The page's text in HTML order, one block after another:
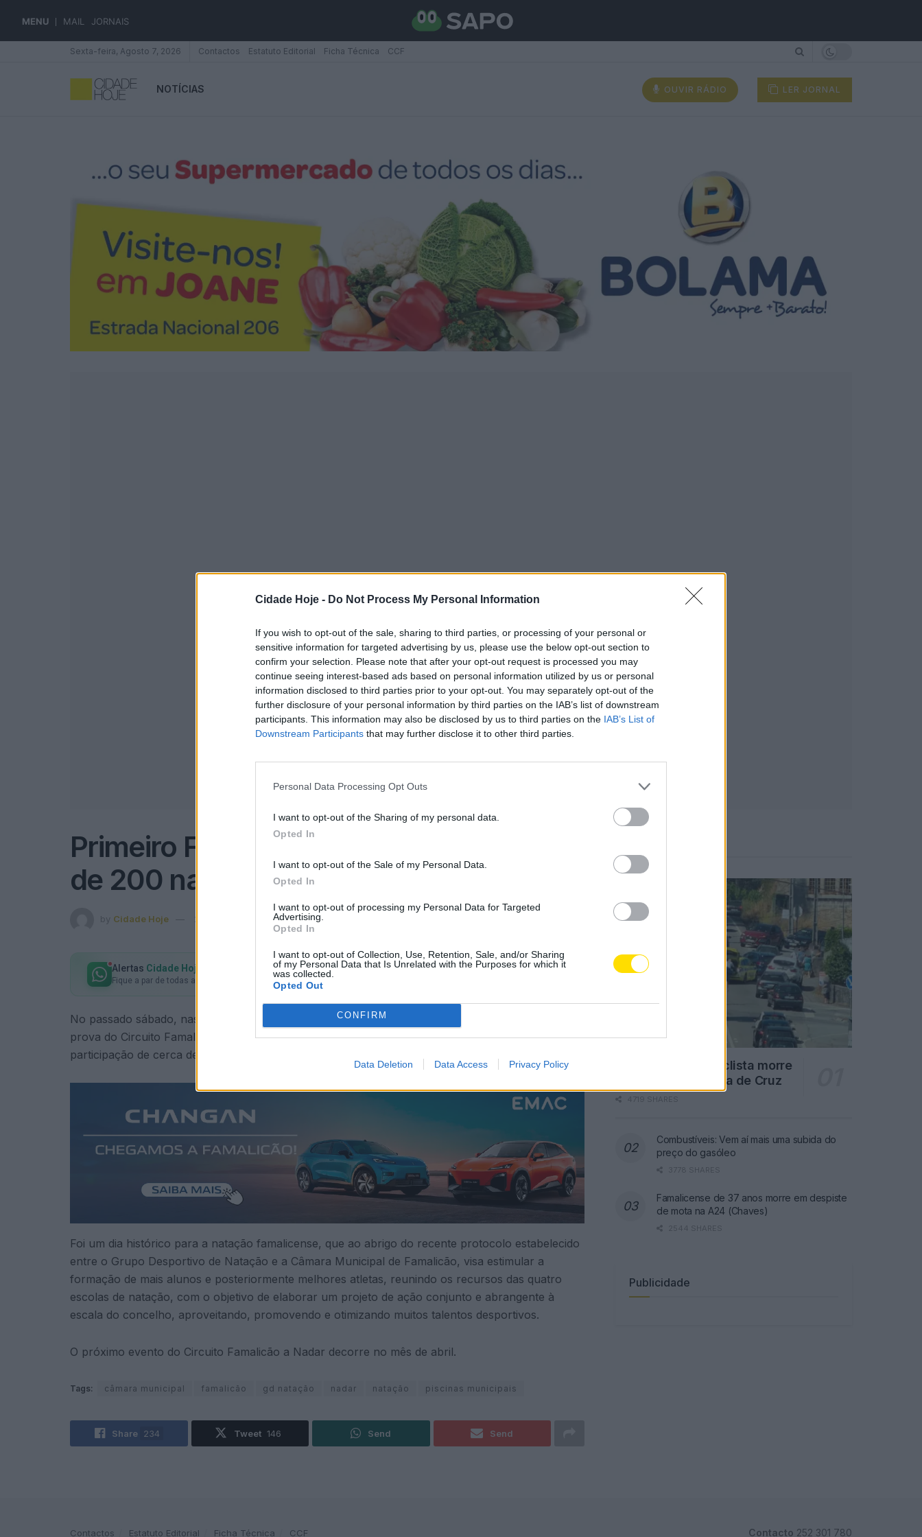
Cidade Hoje - Do Not Process My Personal Information
If you wish to opt-out of the sale, sharing to third parties, or processing of your personal or
sensitive information for targeted advertising by us, please use the below opt-out section to
confirm your selection. Please note that after your opt-out request is processed you may
continue seeing interest-based ads based on personal information utilized by us or personal
information disclosed to third parties prior to your opt-out. You may separately opt-out of the
further disclosure of your personal information by third parties on the IAB’s list of downstream
participants. This information may also be disclosed by us to third parties on the IAB’s List of
Downstream Participants that may further disclose it to other third parties.
Personal Data Processing Opt Outs
I want to opt-out of the Sharing of my personal data.
Opted In
I want to opt-out of the Sale of my Personal Data.
Opted In
I want to opt-out of processing my Personal Data for Targeted
Advertising.
Opted In
I want to opt-out of Collection, Use, Retention, Sale, and/or Sharing
of my Personal Data that Is Unrelated with the Purposes for which it
was collected.
Opted Out
CONFIRM
Data Deletion Data Access Privacy Policy
MENU MAIL JORNAIS
Sexta-feira, Agosto 7, 2026 Contactos Estatuto Editorial Ficha Técnica CCF
NOTÍCIAS OUVIR RÁDIO LER JORNAL
Primeiro Famalicão a Nadar juntou mais
de 200 nadadores
by Cidade Hoje 28 de Fevereiro, 2022 in Concelho
Alertas Cidade Hoje no seu WhatsApp
Fique a par de todas as notícias em primeira mão!
No passado sábado, nas piscinas municipais de Vila Nova de Famalicão, realizou-se a primeira
prova do Circuito Famalicão e Nadar. A iniciativa decorreu entre as 14 e as 19 horas, com a
participação de cerca de 200 alunos das escolas de natação do concelho.
Foi um dia histórico para a natação famalicense, que ao abrigo do recente protocolo estabelecido
entre o Grupo Desportivo de Natação e a Câmara Municipal de Famalicão, visa estimular a
formação de mais alunos e posteriormente melhores atletas, reunindo os recursos das quatro
escolas de natação, com o objetivo de elaborar um projeto de ação conjunto e abrangente à
escala do concelho, aproveitando, promovendo e otimizando muitos talentos desportivos.
O próximo evento do Circuito Famalicão a Nadar decorre no mês de abril.
Tags: câmara municipal famalicão gd natação nadar natação piscinas municipais
Share 234 Tweet 146 Send Send
Famalicão: Motociclista morre
na N14 na freguesia de Cruz
4719 SHARES
Combustíveis: Vem aí mais uma subida do
preço do gasóleo
3778 SHARES
Famalicense de 37 anos morre em despiste
de mota na A24 (Chaves)
2544 SHARES
Publicidade
Contactos Estatuto Editorial Ficha Técnica CCF Contacto 252 301 780